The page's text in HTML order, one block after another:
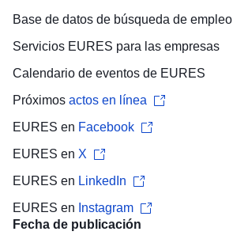
Base de datos de búsqueda de empleo
Servicios EURES para las empresas
Calendario de eventos de EURES
Próximos actos en línea
EURES en Facebook
EURES en X
EURES en LinkedIn
EURES en Instagram
Fecha de publicación